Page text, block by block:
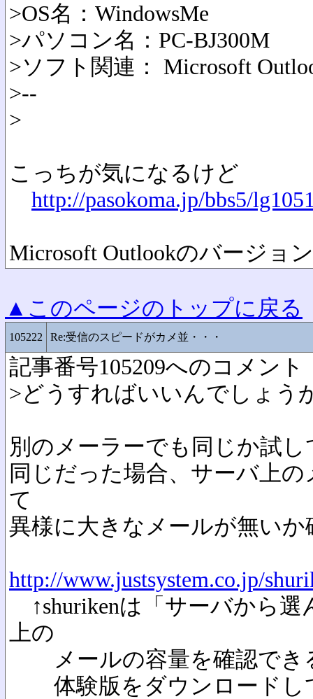
>OS名：WindowsMe
>パソコン名：PC-BJ300M
>ソフト関連： Microsoft
>--
>
こっちが気になるけど
http://pasokoma.jp/bbs5/
Microsoft Outlookのバージョ
▲このページのトップに戻る
105222 Re:受信のスピードがカメ並・・・
記事番号105209へのコメント
>どうすればいいんでしょう
別のメーラーでも同じか試し
同じだった場合、サーバ上
て
異様に大きなメールが無い
http://www.justsystem.co.jp/
↑shurikenは「サーバから選
上の
メールの容量を確認でき
体験版をダウンロードし